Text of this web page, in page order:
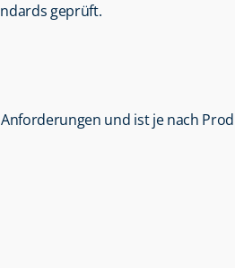
geprüft.
und ist je nach